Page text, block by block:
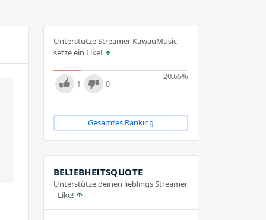
Unterstütze Streamer KawauMusic —
setze ein Like!
20.65%
1 0
Gesamtes Ranking
BELIEBHEITSQUOTE
Unterstütze deinen lieblings Streamer
- Like!